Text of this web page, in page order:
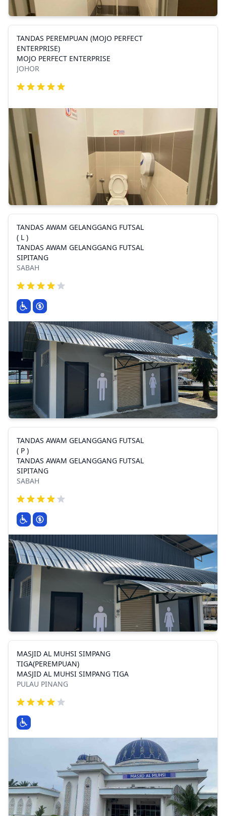
TANDAS PEREMPUAN (MOJO PERFECT
ENTERPRISE)
MOJO PERFECT ENTERPRISE
JOHOR
TANDAS AWAM GELANGGANG FUTSAL
( L )
TANDAS AWAM GELANGGANG FUTSAL
SIPITANG
SABAH
TANDAS AWAM GELANGGANG FUTSAL
( P )
TANDAS AWAM GELANGGANG FUTSAL
SIPITANG
SABAH
MASJID AL MUHSI SIMPANG
TIGA(PEREMPUAN)
MASJID AL MUHSI SIMPANG TIGA
PULAU PINANG